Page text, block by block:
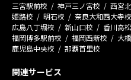
三宮駅前校
神戸三ノ宮校 西宮
姫路校
明石校 奈良大和西大寺校
広島八丁堀校
新山口校 香川高
福岡博多駅前校
福岡西新校 大
鹿児島中央校
那覇首里校
関連サービス